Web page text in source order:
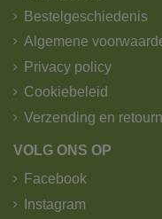
Bestelgeschiedenis
Algemene
Privacy policy
Cookiebeleid
Verzending en
VOLG ONS OP
Facebook
Instagram